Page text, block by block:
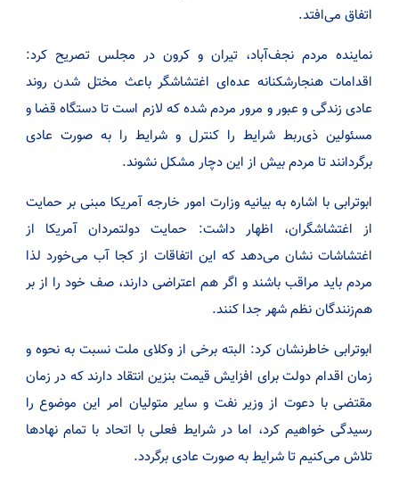
اتفاق می‌افتد.
نماینده مردم نجف‌آباد، تیران و کرون در مجلس تصریح کرد:
اقدامات هنجارشکنانه عده‌ای اغتشاشگر باعث مختل شدن روند
عادی زندگی و عبور و مرور مردم شده که لازم است تا دستگاه قضا و
مسئولین ذی‌ربط شرایط را کنترل و شرایط را به صورت عادی
برگردانند تا مردم بیش از این دچار مشکل نشوند.
ابوترابی با اشاره به بیانیه وزارت امور خارجه آمریکا مبنی بر حمایت
از اغتشاشگران، اظهار داشت: حمایت دولتمردان آمریکا از
اغتشاشات نشان می‌دهد که این اتفاقات از کجا آب می‌خورد لذا
مردم باید مراقب باشند و اگر هم اعتراضی دارند، صف خود را از بر
هم‌زنندگان نظم شهر جدا کنند.
ابوترابی خاطرنشان کرد: البته برخی از وکلای ملت نسبت به نحوه و
زمان اقدام دولت برای افزایش قیمت بنزین انتقاد دارند که در زمان
مقتضی با دعوت از وزیر نفت و سایر متولیان امر این موضوع را
رسیدگی خواهیم کرد، اما در شرایط فعلی با اتحاد با تمام نهاد‌ها
تلاش می‌کنیم تا شرایط به صورت عادی برگردد.